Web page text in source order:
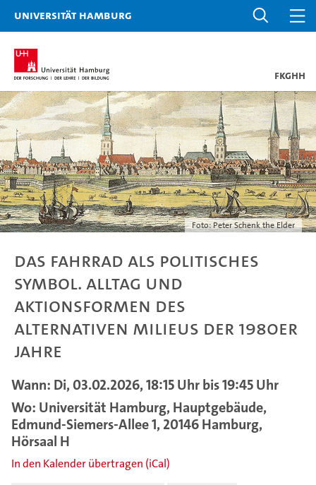
Universität Hamburg
FKGHH
Foto: Peter Schenk the Elder
Das Fahrrad als politisches
Symbol. Alltag und
Aktionsformen des
alternativen Milieus der 1980er
Jahre
Wann: Di, 03.02.2026, 18:15 Uhr bis 19:45 Uhr
Wo: Universität Hamburg, Hauptgebäude,
Edmund-Siemers-Allee 1, 20146 Hamburg,
Hörsaal H
In den Kalender übertragen (iCal)